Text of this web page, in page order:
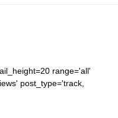
range='all'
post_type='track,